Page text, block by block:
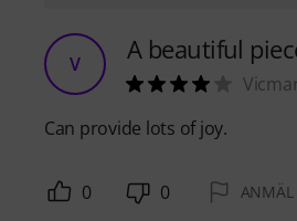
V A beautiful
Can provide lots of joy.
0 0 ANMÄL